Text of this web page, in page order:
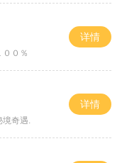
０％
详情
境奇遇.
详情